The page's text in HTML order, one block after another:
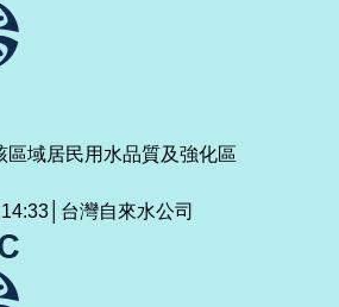
區域居民用水品質及強化區
台灣自來水公司